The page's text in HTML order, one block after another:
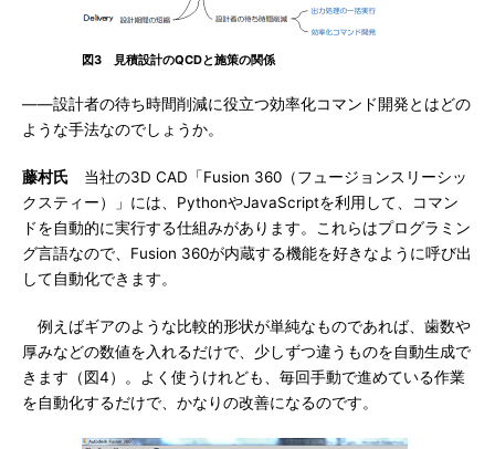
図3 見積設計のQCDと施策の関係
――設計者の待ち時間削減に役立つ効率化コマンド開発とはどの
ような手法なのでしょうか。
藤村氏 当社の3D CAD「Fusion 360（フュージョンスリーシッ
クスティー）」には、PythonやJavaScriptを利用して、コマン
ドを自動的に実行する仕組みがあります。これらはプログラミン
グ言語なので、Fusion 360が内蔵する機能を好きなように呼び出
して自動化できます。
例えばギアのような比較的形状が単純なものであれば、歯数や
厚みなどの数値を入れるだけで、少しずつ違うものを自動生成で
きます（図4）。よく使うけれども、毎回手動で進めている作業
を自動化するだけで、かなりの改善になるのです。